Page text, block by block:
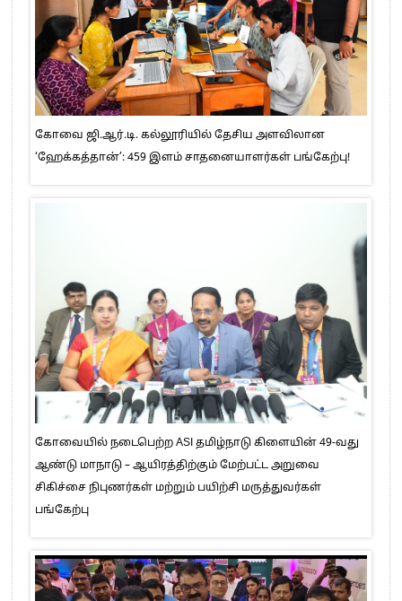
கோவை ஜி.ஆர்.டி. கல்லூரியில் தேசிய அளவிலான
‘ஹேக்கத்தான்’: 459 இளம் சாதனையாளர்கள் பங்கேற்பு!
கோவையில் நடைபெற்ற ASI தமிழ்நாடு கிளையின் 49-வது
ஆண்டு மாநாடு – ஆயிரத்திற்கும் மேற்பட்ட அறுவை
சிகிச்சை நிபுணர்கள் மற்றும் பயிற்சி மருத்துவர்கள்
பங்கேற்பு